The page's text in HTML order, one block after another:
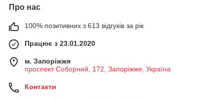
Про нас
100% позитивних з 613 відгуків за рік
Працює з 23.01.2020
м. Запоріжжя
проспект Соборний, 172, Запоріжжя, Україна
Контакти